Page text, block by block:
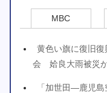
MBC
黄色い旗に復旧
会 姶良大雨被災
「加世田―鹿児